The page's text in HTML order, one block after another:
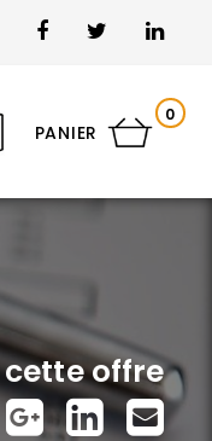
PANIER
0
offre